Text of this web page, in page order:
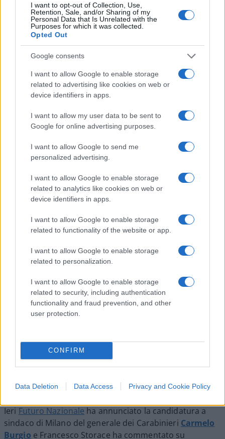
I want to opt-out of Collection, Use,
Retention, Sale, and/or Sharing of my
Personal Data that Is Unrelated with the
Purposes for which it was collected.
Opted Out
Google consents
I want to allow Google to enable storage
related to advertising like cookies on web or
device identifiers in apps.
I want to allow my user data to be sent to
Google for online advertising purposes.
I want to allow Google to send me
personalized advertising.
I want to allow Google to enable storage
related to analytics like cookies on web or
device identifiers in apps.
I want to allow Google to enable storage
related to functionality of the website or app.
I want to allow Google to enable storage
related to personalization.
I want to allow Google to enable storage
related to security, including authentication
functionality and fraud prevention, and other
user protection.
CONFIRM
Data Deletion Data Access Privacy and Cookie Policy
SEDUTE SATIRICHE
Vignetta del 07/08/2026
Vai all'archivio delle vignette
Perché Vannacci è “pacifico”
ma non “pacifista”
La candidatura di Burgio riaccende lo scontro:
difendersi
10 Agosto 2026, 10:00
1.4k
Ieri Futuro Nazionale ha annunciato la candidatura a
sindaco di Milano del generale dei Carabinieri Carmelo
Burgio e Francesco Storace ha commentato su